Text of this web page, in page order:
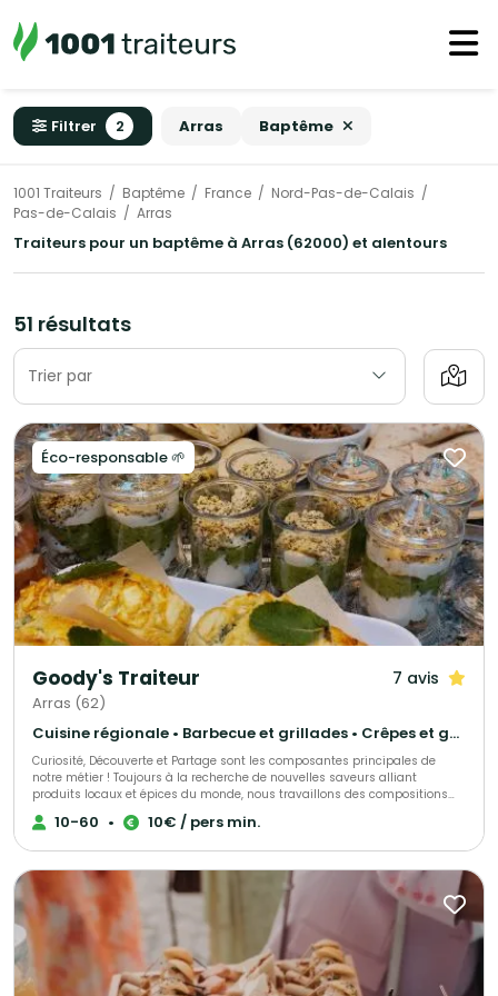
Filtrer 2 Arras Baptême
1001 Traiteurs Baptême France
Nord-Pas-de-Calais
Pas-de-Calais
Arras
Traiteurs pour un baptême à Arras (62000) et alentours
51 résultats
Trier par
Éco-responsable 🌱
Goody's Traiteur 7 avis
Arras (62)
Cuisine régionale • Barbecue et grillades • Crêpes et galettes
Curiosité, Découverte et Partage sont les composantes principales de
notre métier ! Toujours à la recherche de nouvelles saveurs alliant
produits locaux et épices du monde, nous travaillons des compositions
pour vous offrir des moments inédits de partage entre amis ou en famille.
En partenariat avec des producteurs locaux de qualité, nous aimons vous
contacter pour créer la votre ensemble.
10-60 • 10€ / pers min.